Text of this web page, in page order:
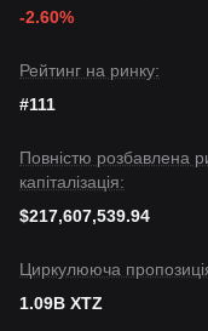
Якщо ціна Tezos
Консенсус серед
хоча Tezos може
середньостроковий
повільного
розвитку екосистеми.
-2.60%
Рейтинг на ринку:
#111
Повністю розбавлена
капіталізація:
$217,607,539.94
Циркулююча
1.09B XTZ